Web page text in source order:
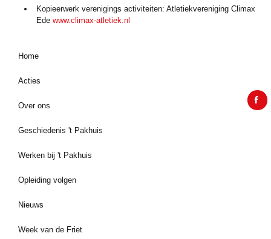
Kopieerwerk verenigings activiteiten: Atletiekvereniging Climax
Ede www.climax-atletiek.nl
Home
Acties
Over ons
Geschiedenis 't Pakhuis
Werken bij 't Pakhuis
Opleiding volgen
Nieuws
Week van de Friet